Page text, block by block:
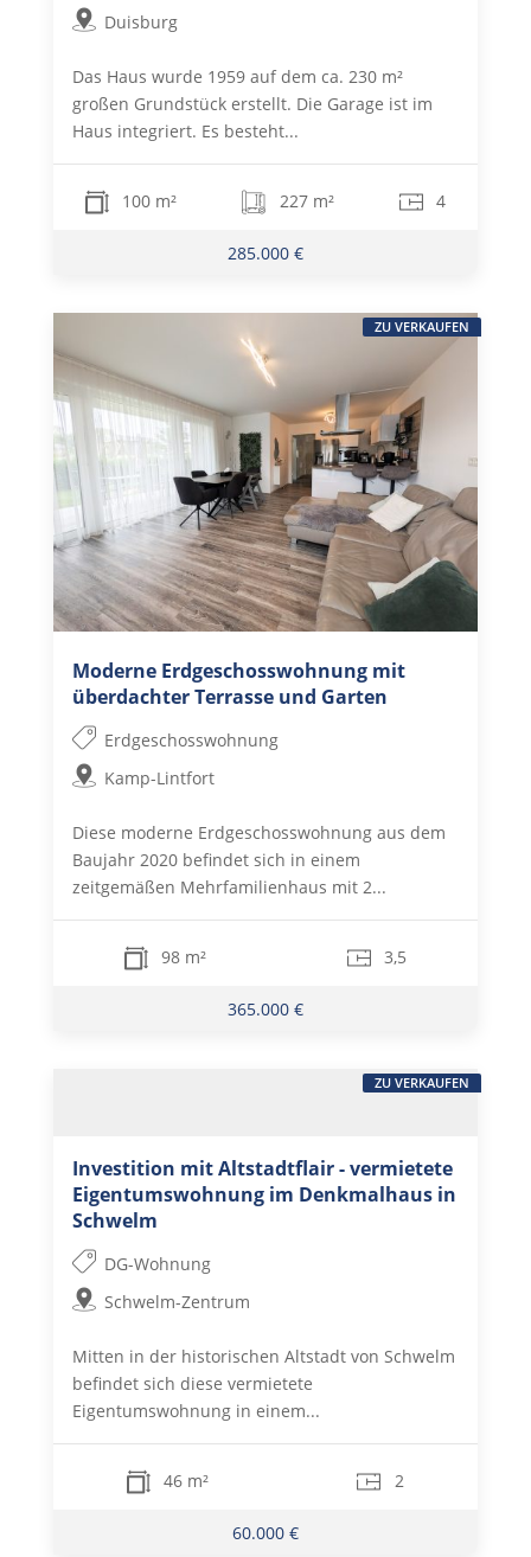
Duisburg
Das Haus wurde 1959 auf dem ca. 230 m²
großen Grundstück erstellt. Die Garage ist im
Haus integriert. Es besteht...
100 m² 227 m² 4
285.000 €
Moderne Erdgeschosswohnung mit
überdachter Terrasse und Garten
Erdgeschosswohnung
Kamp-Lintfort
Diese moderne Erdgeschosswohnung aus dem
Baujahr 2020 befindet sich in einem
zeitgemäßen Mehrfamilienhaus mit 2...
98 m² 3,5
365.000 €
ZU VERKAUFEN
Investition mit Altstadtflair - vermietete
Eigentumswohnung im Denkmalhaus in
Schwelm
DG-Wohnung
Schwelm-Zentrum
Mitten in der historischen Altstadt von Schwelm
befindet sich diese vermietete
Eigentumswohnung in einem...
46 m² 2
60.000 €
ZU VERKAUFEN